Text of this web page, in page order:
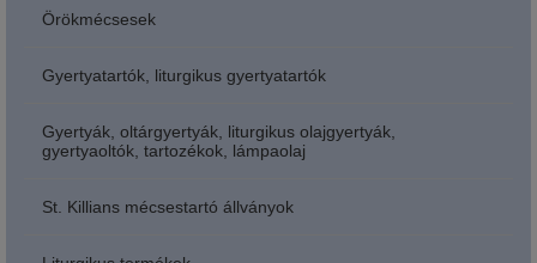
Örökmécsesek
Gyertyatartók, liturgikus gyertyatartók
Gyertyák, oltárgyertyák, liturgikus olajgyertyák,
gyertyaoltók, tartozékok, lámpaolaj
St. Killians mécsestartó állványok